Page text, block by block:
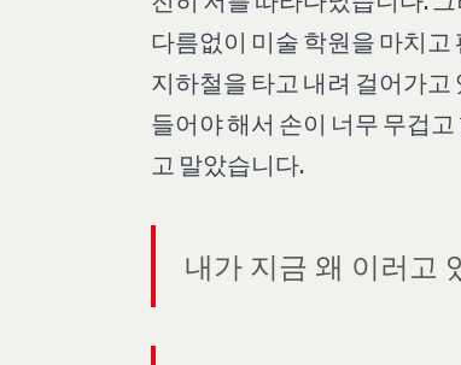
다름없이 미술 학원을 마치
지하철을 타고 내려 걸어가고
들어야 해서 손이 너무 무겁
고 말았습니다.
내가 지금 왜 이러고